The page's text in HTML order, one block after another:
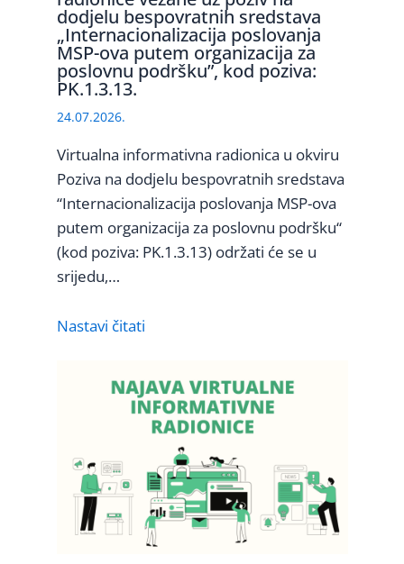
dodjelu bespovratnih sredstava
„Internacionalizacija poslovanja
MSP-ova putem organizacija za
poslovnu podršku”, kod poziva:
PK.1.3.13.
24.07.2026.
Virtualna informativna radionica u okviru
Poziva na dodjelu bespovratnih sredstava
“Internacionalizacija poslovanja MSP-ova
putem organizacija za poslovnu podršku“
(kod poziva: PK.1.3.13) održati će se u
srijedu,…
Nastavi čitati